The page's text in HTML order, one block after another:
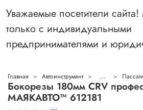
Уважаемые посетители
только с индивидуальными
предпринимателями и
Главная Автоинструмент ...
Бокорезы 180мм CRV
МАЯКАВТО™ 612181